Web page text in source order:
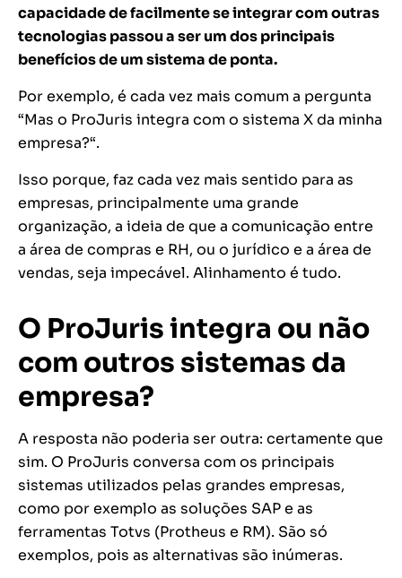
capacidade de facilmente se integrar com outras
tecnologias passou a ser um dos principais
benefícios de um sistema de ponta.
Por exemplo, é cada vez mais comum a pergunta
“Mas o ProJuris integra com o sistema X da minha
empresa?“.
Isso porque, faz cada vez mais sentido para as
empresas, principalmente uma grande
organização, a ideia de que a comunicação entre
a área de compras e RH, ou o jurídico e a área de
vendas, seja impecável. Alinhamento é tudo.
O ProJuris integra ou não
com outros sistemas da
empresa?
A resposta não poderia ser outra: certamente que
sim. O ProJuris conversa com os principais
sistemas utilizados pelas grandes empresas,
como por exemplo as soluções SAP e as
ferramentas Totvs (Protheus e RM). São só
exemplos, pois as alternativas são inúmeras.